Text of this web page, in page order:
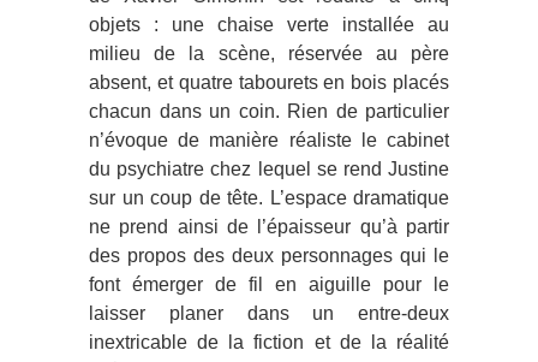
objets : une chaise verte installée au
milieu de la scène, réservée au père
absent, et quatre tabourets en bois placés
chacun dans un coin. Rien de particulier
n’évoque de manière réaliste le cabinet
du psychiatre chez lequel se rend Justine
sur un coup de tête. L’espace dramatique
ne prend ainsi de l’épaisseur qu’à partir
des propos des deux personnages qui le
font émerger de fil en aiguille pour le
laisser planer dans un entre-deux
inextricable de la fiction et de la réalité